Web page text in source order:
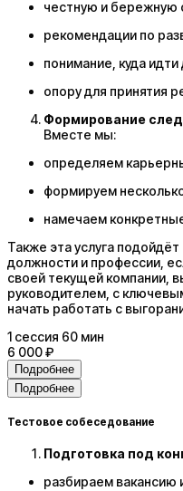
честную и бережную
рекомендации по
понимание, куда
опору для принятия
Формирование
Вместе мы:
определяем
формируем
намечаем
Также эта услуга
должности и профессии,
своей текущей компании,
руководителем, с
начать работать с
1 сессия 60 мин
6 000 ₽
Подробнее
Подробнее
Тестовое собеседование
Подготовка под
разбираем вакансию